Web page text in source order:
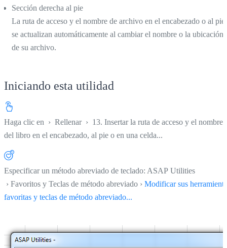
Sección derecha al pie
La ruta de acceso y el nombre de archivo en el encabezado o al pie
se actualizan automáticamente al cambiar el nombre o la ubicación
de su archivo.
Iniciando esta utilidad
Haga clic en › Rellenar› 13. Insertar la ruta de acceso y el nombre
del libro en el encabezado, al pie o en una celda...
Especificar un método abreviado de teclado: ASAP Utilities
› Favoritos y Teclas de método abreviado › Modificar sus
favoritas y teclas de método abreviado...